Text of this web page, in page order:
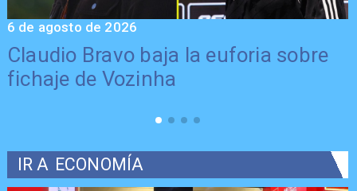
Claudio Bravo baja la euforia sobre
fichaje de Vozinha
6 de agosto de 2026
IR A ECONOMÍA